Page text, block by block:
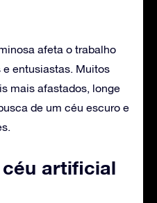
afeta o trabalho
entusiastas. Muitos
mais afastados, longe
de um céu escuro e
artificial